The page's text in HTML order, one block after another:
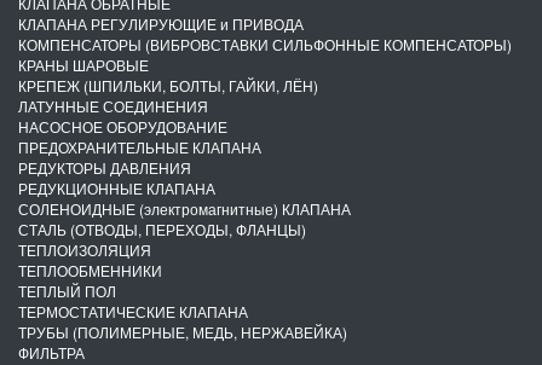
КЛАПАНА РЕГУЛИРУЮЩИЕ и ПРИВОДА
КОМПЕНСАТОРЫ (ВИБРОВСТАВКИ СИЛЬФОННЫЕ КОМПЕНСАТОРЫ)
КРАНЫ ШАРОВЫЕ
КРЕПЕЖ (ШПИЛЬКИ, БОЛТЫ, ГАЙКИ, ЛЁН)
ЛАТУННЫЕ СОЕДИНЕНИЯ
НАСОСНОЕ ОБОРУДОВАНИЕ
ПРЕДОХРАНИТЕЛЬНЫЕ КЛАПАНА
РЕДУКТОРЫ ДАВЛЕНИЯ
РЕДУКЦИОННЫЕ КЛАПАНА
СОЛЕНОИДНЫЕ (электромагнитные) КЛАПАНА
СТАЛЬ (ОТВОДЫ, ПЕРЕХОДЫ, ФЛАНЦЫ)
ТЕПЛОИЗОЛЯЦИЯ
ТЕПЛООБМЕННИКИ
ТЕПЛЫЙ ПОЛ
ТЕРМОСТАТИЧЕСКИЕ КЛАПАНА
ТРУБЫ (ПОЛИМЕРНЫЕ, МЕДЬ, НЕРЖАВЕЙКА)
ФИЛЬТРА